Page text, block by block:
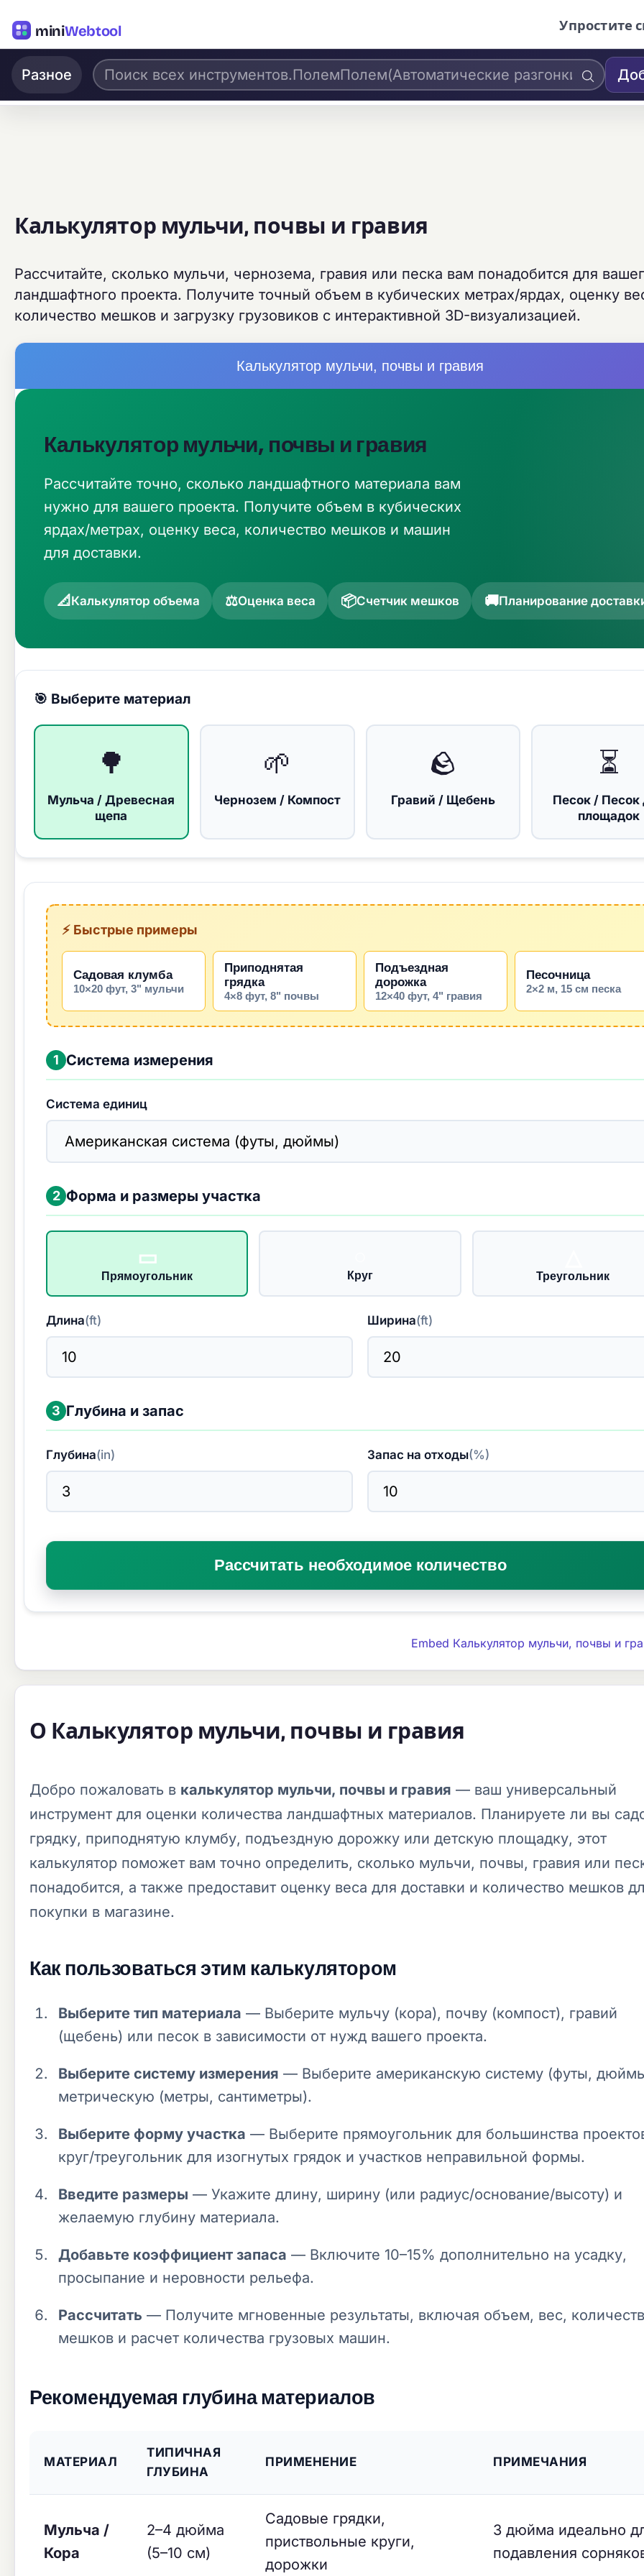
miniWebtool Упростите
Разное
Калькулятор мульчи, почвы и гравия
Рассчитайте, сколько мульчи, чернозема, гравия или песка вам понадобится для
ландшафтного проекта. Получите точный объем в кубических метрах/ярдах, оценку
количество мешков и загрузку грузовиков с интерактивной 3D-визуализацией.
Калькулятор мульчи, почвы и гравия
Калькулятор мульчи, почвы и гравия
Рассчитайте точно, сколько ландшафтного материала вам
нужно для вашего проекта. Получите объем в кубических
ярдах/метрах, оценку веса, количество мешков и машин
для доставки.
📐 Калькулятор объема ⚖️Оценка веса 📦Счетчик мешков 🚚Планирование
🎯 Выберите материал
🌳
Мульча / Древесная
щепа
🌱
Чернозем / Компост
🪨
Гравий / Щебень
⏳
Песок / Песок
площадок
⚡ Быстрые примеры
Садовая клумба
10×20 фут, 3" мульчи
Приподнятая
грядка
4×8 фут, 8" почвы
Подъездная
дорожка
12×40 фут, 4" гравия
Песочница
2×2 м, 15 см песка
1 Система измерения
Система единиц
2 Форма и размеры участка
▭
Прямоугольник Круг Треугольник
Длина(ft) Ширина(ft)
3 Глубина и запас
Глубина(in) Запас на отходы(%)
Рассчитать необходимое количество
Embed Калькулятор мульчи, почвы и
О Калькулятор мульчи, почвы и гравия
Добро пожаловать в калькулятор мульчи, почвы и гравия — ваш универсальный
инструмент для оценки количества ландшафтных материалов. Планируете ли вы
грядку, приподнятую клумбу, подъездную дорожку или детскую площадку, этот
калькулятор поможет вам точно определить, сколько мульчи, почвы, гравия или
понадобится, а также предоставит оценку веса для доставки и количество мешков
покупки в магазине.
Как пользоваться этим калькулятором
Выберите тип материала — Выберите мульчу (кора), почву (компост), гравий
(щебень) или песок в зависимости от нужд вашего проекта.
Выберите систему измерения — Выберите американскую систему (футы,
метрическую (метры, сантиметры).
Выберите форму участка — Выберите прямоугольник для большинства
круг/треугольник для изогнутых грядок и участков неправильной формы.
Введите размеры — Укажите длину, ширину (или радиус/основание/высоту) и
желаемую глубину материала.
Добавьте коэффициент запаса — Включите 10–15% дополнительно на усадку,
просыпание и неровности рельефа.
Рассчитать — Получите мгновенные результаты, включая объем, вес,
мешков и расчет количества грузовых машин.
Рекомендуемая глубина материалов
МАТЕРИАЛ
ТИПИЧНАЯ
ГЛУБИНА
ПРИМЕНЕНИЕ ПРИМЕЧАНИЯ
Мульча /
Кора
2–4 дюйма
(5–10 см)
Садовые грядки,
приствольные круги,
дорожки
3 дюйма идеально
подавления